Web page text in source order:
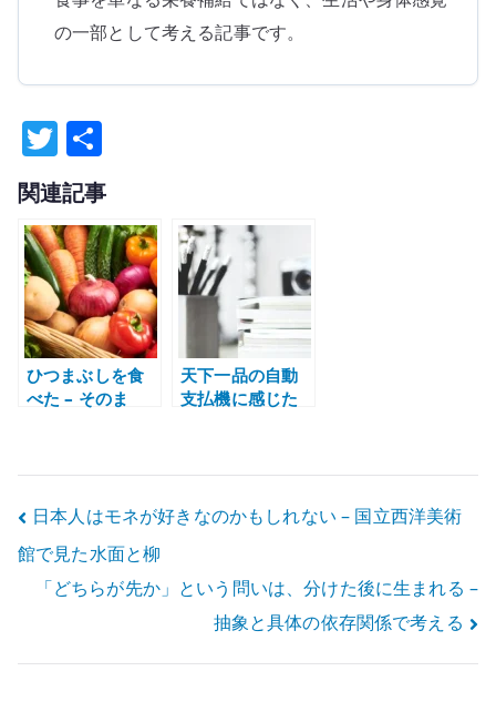
の一部として考える記事です。
T
w
it
te
r
有
関連記事
ひつまぶしを食
べた – そのま
古屋めし
天下一品の自動
支払機に感じた
を改善したのか
投
稿
ビ
日本人はモネが好きなのかもしれない – 国立西洋美術
館で見た水面と柳
「どちらが先か」という問いは、分けた後に生まれる –
抽象と具体の依存関係で考える